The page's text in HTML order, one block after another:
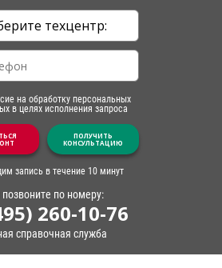
на обработку персональных
в целях исполнения запроса
ПОЛУЧИТЬ
КОНСУЛЬТАЦИЮ
запись в течение 10 минут
позвоните по номеру:
260-10-76
справочная служба